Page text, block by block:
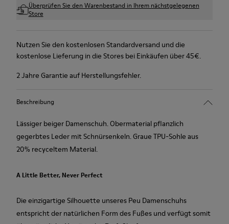
Überprüfen Sie den Warenbestand in Ihrem nächstgelegenen
Store
Nutzen Sie den kostenlosen Standardversand und die
kostenlose Lieferung in die Stores bei Einkäufen über 45€.
2 Jahre Garantie auf Herstellungsfehler.
Beschreibung
Lässiger beiger Damenschuh. Obermaterial pflanzlich
gegerbtes Leder mit Schnürsenkeln. Graue TPU-Sohle aus
20% recyceltem Material.
A Little Better, Never Perfect
Die einzigartige Silhouette unseres Peu Damenschuhs
entspricht der natürlichen Form des Fußes und verfügt somit